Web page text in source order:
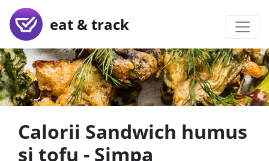
eat & track
Calorii Sandwich humus
si tofu - Simpa